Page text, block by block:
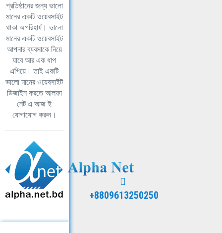
প্রতিষ্ঠানের জন্য ভালো
মানের একটি ওয়েবসাইট
থাকা অপরিহার্য। ভালো
মানের একটি ওয়েবসাইট
আপনার ব্যবসাকে নিয়ে
যাবে আর এক ধাপ
এগিয়ে। তাই একটি
ভালো মানের ওয়েবসাইট
ডিজাইন করতে আলফা
নেট এ আজ ই
যোগাযোগ করুন।
+8809613250250